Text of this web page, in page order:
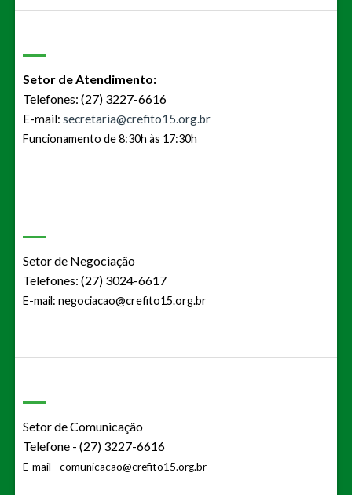
Setor de Atendimento:
Telefones: (27) 3227-6616
E-mail: secretaria@crefito15.org.br
Funcionamento de 8:30h às 17:30h
Setor de Negociação
Telefones: (27) 3024-6617
E-mail: negociacao@crefito15.org.br
Setor de Comunicação
Telefone - (27) 3227-6616
E-mail - comunicacao@crefito15.org.br